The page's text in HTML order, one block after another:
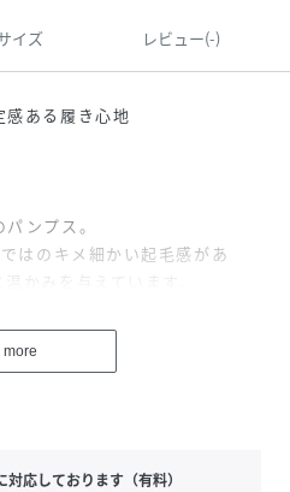
イズ レビュー(-)
ある履き心地
ンプス。
はのキメ細かい起毛感があ
かみを与えています。
レオパード柄。
トゥデザイン。
履き心地。
more
応しております（有料）